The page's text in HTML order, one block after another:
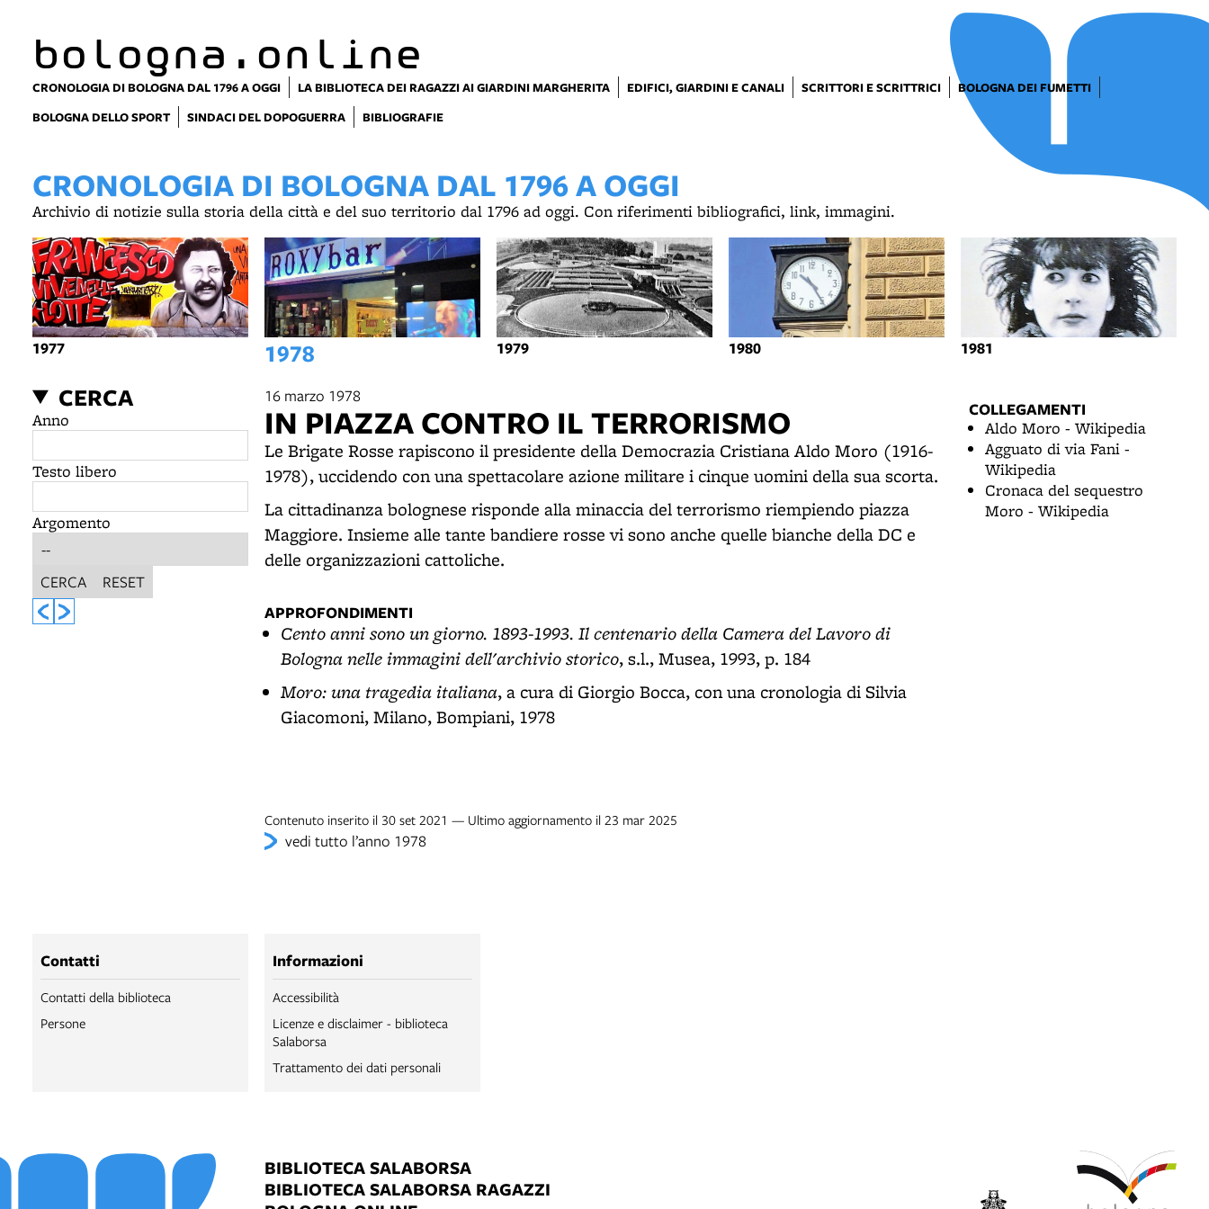
bologna.online
CRONOLOGIA DI BOLOGNA DAL 1796 A OGGI LA BIBLIOTECA DEI RAGAZZI AI GIARDINI MARGHERITA EDIFICI, GIARDINI E CANALI SCRITTORI E SCRITTRICI
BOLOGNA DEI FUMETTI
BOLOGNA DELLO SPORT
SINDACI DEL DOPOGUERRA BIBLIOGRAFIE
CRONOLOGIA DI BOLOGNA DAL 1796 A OGGI
Archivio di notizie sulla storia della città e del suo territorio dal 1796 ad oggi. Con riferimenti bibliografici, link, immagini.
1977 1978 1979 1980 1981
CERCA
Anno
Testo libero
Argomento
CERCA RESET
16 marzo 1978
IN PIAZZA CONTRO IL TERRORISMO
Le Brigate Rosse rapiscono il presidente della Democrazia Cristiana Aldo Moro (1916-
1978), uccidendo con una spettacolare azione militare i cinque uomini della sua scorta.
La cittadinanza bolognese risponde alla minaccia del terrorismo riempiendo piazza
Maggiore. Insieme alle tante bandiere rosse vi sono anche quelle bianche della DC e
delle organizzazioni cattoliche.
APPROFONDIMENTI
Cento anni sono un giorno. 1893-1993. Il centenario della Camera del Lavoro di
Bologna nelle immagini dell'archivio storico, s.l., Musea, 1993, p. 184
Moro: una tragedia italiana, a cura di Giorgio Bocca, con una cronologia di Silvia
Giacomoni, Milano, Bompiani, 1978
Contenuto inserito il 30 set 2021 — Ultimo aggiornamento il 23 mar 2025
vedi tutto l’anno 1978
COLLEGAMENTI
Aldo Moro - Wikipedia
Agguato di via Fani -
Wikipedia
Cronaca del sequestro
Moro - Wikipedia
Contatti
Contatti della biblioteca
Persone
Informazioni
Accessibilità
Licenze e disclaimer - biblioteca
Salaborsa
Trattamento dei dati personali
BIBLIOTECA SALABORSA
BIBLIOTECA SALABORSA RAGAZZI